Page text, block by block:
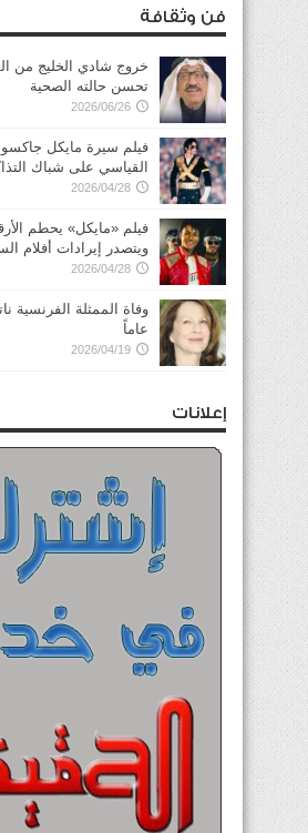
فن وثقافة
خروج شادي الخليج من
تحسن حالته الصحية
2026/06/26
فيلم سيرة مايكل
القياسي على شباك
2026/04/28
فيلم «مايكل» يحطم
ويتصدر إيرادات أفلام
2026/04/28
عاماً
2026/04/19
إعلانات